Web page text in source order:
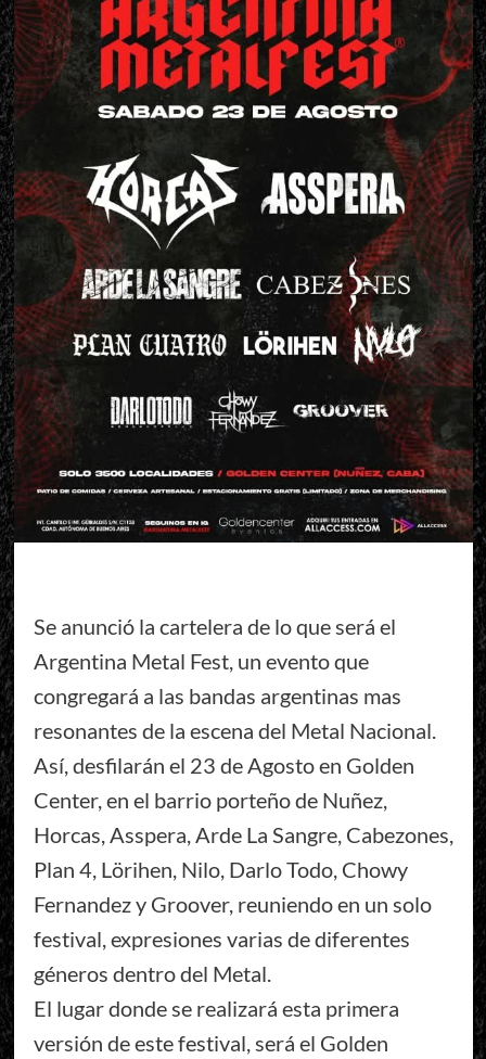
Se anunció la cartelera de lo que será el
Argentina Metal Fest, un evento que
congregará a las bandas argentinas mas
resonantes de la escena del Metal Nacional.
Así, desfilarán el 23 de Agosto en Golden
Center, en el barrio porteño de Nuñez,
Horcas, Asspera, Arde La Sangre, Cabezones,
Plan 4, Lörihen, Nilo, Darlo Todo, Chowy
Fernandez y Groover, reuniendo en un solo
festival, expresiones varias de diferentes
géneros dentro del Metal.
El lugar donde se realizará esta primera
versión de este festival, será el Golden